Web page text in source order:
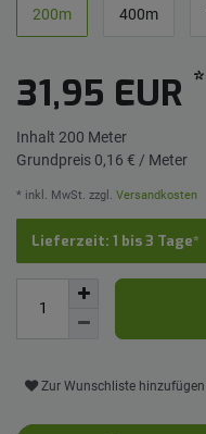
200m 400m
31,95 EUR *
Inhalt 200 Meter
Grundpreis 0,16 € / Meter
* inkl. MwSt. zzgl. Versandkosten
Lieferzeit: 1 bis 3 Tage*
Zur Wunschliste hinzufügen